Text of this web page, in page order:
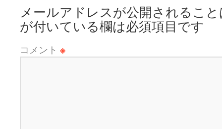
メールアドレスが公開されるこ
が付いている欄は必須項目です
コメント ※